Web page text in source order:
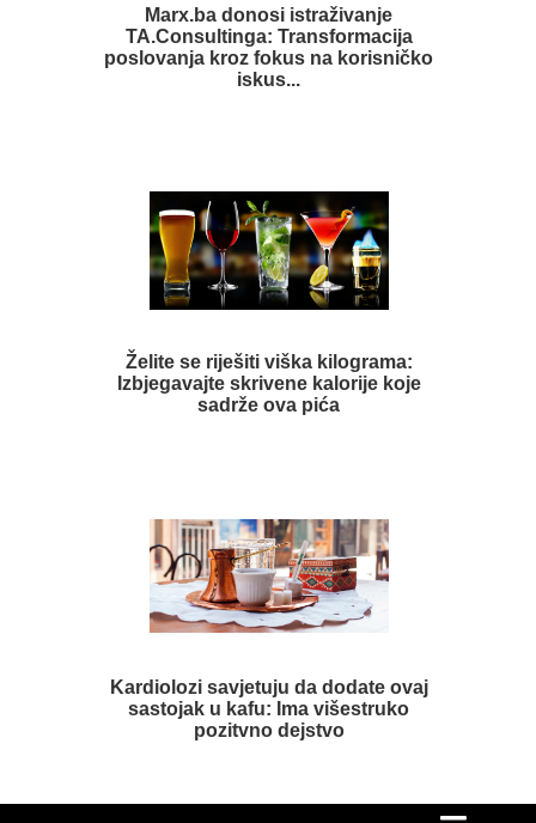
Marx.ba donosi istraživanje
TA.Consultinga: Transformacija
poslovanja kroz fokus na korisničko
iskus...
Želite se riješiti viška kilograma:
Izbjegavajte skrivene kalorije koje
sadrže ova pića
Kardiolozi savjetuju da dodate ovaj
sastojak u kafu: Ima višestruko
pozitvno dejstvo